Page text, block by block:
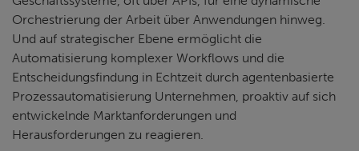
Orchestrierung der Arbeit über Anwendungen hinweg.
Und auf strategischer Ebene ermöglicht die
Automatisierung komplexer Workflows und die
Entscheidungsfindung in Echtzeit durch agentenbasierte
Prozessautomatisierung Unternehmen, proaktiv auf sich
entwickelnde Marktanforderungen und
Herausforderungen zu reagieren.